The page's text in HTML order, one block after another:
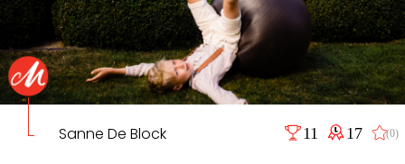
Sanne De Block 11 17 (0)